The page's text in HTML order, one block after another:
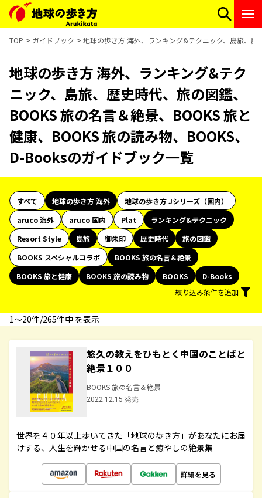
TOP ガイドブック 地球の歩き方 海外、ランキング&テクニック、島旅、歴
地球の歩き方 海外、ランキング&テク
ニック、島旅、歴史時代、旅の図鑑、
BOOKS 旅の名言＆絶景、BOOKS 旅と
健康、BOOKS 旅の読み物、BOOKS、
D-Booksのガイドブック一覧
すべて 地球の歩き方 海外
地球の歩き方 Jシリーズ（国内）
aruco 海外
aruco 国内 Plat
ランキング&テクニック
Resort Style
島旅 御朱印 歴史時代
旅の図鑑
BOOKS スペシャルコラボ
BOOKS 旅の名言＆絶景
BOOKS 旅と健康
BOOKS 旅の読み物 BOOKS
D-Books
絞り込み条件を追加
1〜20件/265件中 を表示
悠久の教えをひもとく中国のことばと
絶景１００
BOOKS 旅の名言＆絶景
2022.12.15 発売
世界を４０年以上歩いてきた「地球の歩き方」があなたにお届
けする、人生を輝かせる中国の名言と癒やしの絶景集
詳細を見る